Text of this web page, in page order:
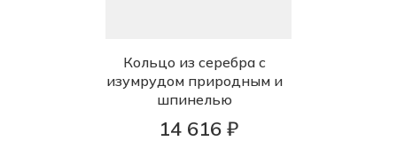
Кольцо из серебра с
изумрудом природным и
шпинелью
14 616 ₽